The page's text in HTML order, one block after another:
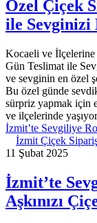
Özel Çiçek
ile Sevginizi
Kocaeli ve
Gün Teslimat ile
ve sevginin en özel
Bu özel günde
sürpriz yapmak için
ve ilçelerinde
İzmit’te Sevgiliye
İzmit Çiçek
11 Şubat 2025
İzmit’te
Aşkınızı